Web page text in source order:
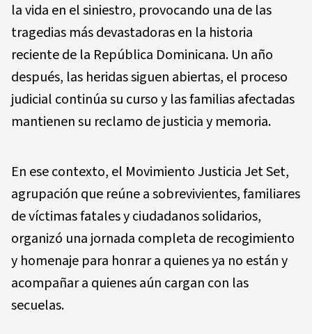
la vida en el siniestro, provocando una de las
tragedias más devastadoras en la historia
reciente de la República Dominicana. Un año
después, las heridas siguen abiertas, el proceso
judicial continúa su curso y las familias afectadas
mantienen su reclamo de justicia y memoria.
En ese contexto, el Movimiento Justicia Jet Set,
agrupación que reúne a sobrevivientes, familiares
de víctimas fatales y ciudadanos solidarios,
organizó una jornada completa de recogimiento
y homenaje para honrar a quienes ya no están y
acompañar a quienes aún cargan con las
secuelas.